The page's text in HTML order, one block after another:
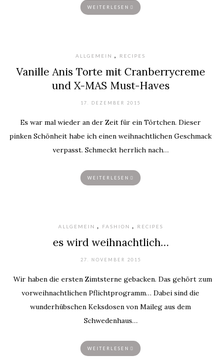
WEITERLESEN
ALLGEMEIN , RECIPES
Vanille Anis Torte mit Cranberrycreme
und X-MAS Must-Haves
17. DEZEMBER 2015
Es war mal wieder an der Zeit für ein Törtchen. Dieser
pinken Schönheit habe ich einen weihnachtlichen Geschmack
verpasst. Schmeckt herrlich nach…
WEITERLESEN
ALLGEMEIN , FASHION , RECIPES
es wird weihnachtlich…
27. NOVEMBER 2015
Wir haben die ersten Zimtsterne gebacken. Das gehört zum
vorweihnachtlichen Pflichtprogramm… Dabei sind die
wunderhübschen Keksdosen von Maileg aus dem
Schwedenhaus…
WEITERLESEN